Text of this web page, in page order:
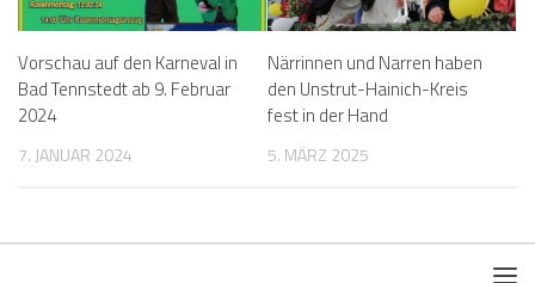
Vorschau auf den Karneval in
Bad Tennstedt ab 9. Februar
2024
7. JANUAR 2024
Närrinnen und Narren haben
den Unstrut-Hainich-Kreis
fest in der Hand
5. MÄRZ 2025